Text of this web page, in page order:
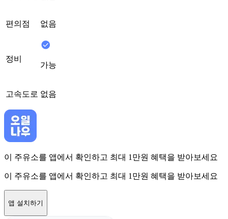
편의점 없음
정비
가능
고속도로 없음
이 주유소를 앱에서 확인하고 최대 1만원 혜택을 받아보세요
이 주유소를 앱에서 확인하고 최대 1만원 혜택을 받아보세요
앱 설치하기